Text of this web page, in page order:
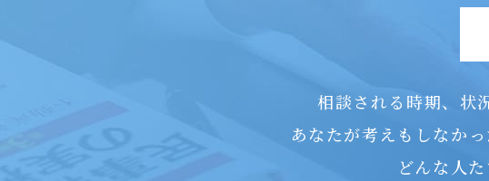
相談される時期、状
あなたが考えもしなか
どんな人